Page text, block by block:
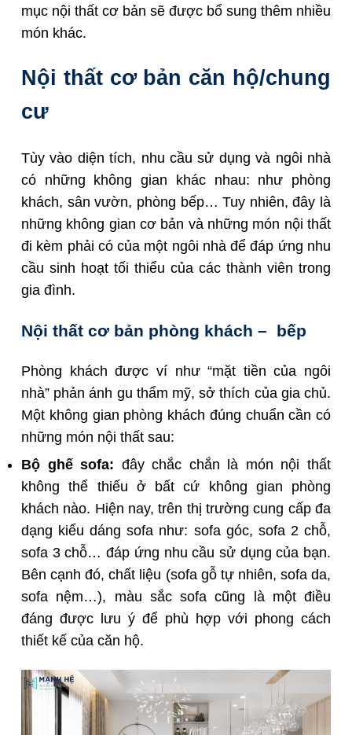
mục nội thất cơ bản sẽ được bổ sung thêm nhiều
món khác.
Nội thất cơ bản căn hộ/chung
cư
Tùy vào diện tích, nhu cầu sử dụng và ngôi nhà
có những không gian khác nhau: như phòng
khách, sân vườn, phòng bếp… Tuy nhiên, đây là
những không gian cơ bản và những món nội thất
đi kèm phải có của một ngôi nhà để đáp ứng nhu
cầu sinh hoạt tối thiểu của các thành viên trong
gia đình.
Nội thất cơ bản phòng khách – bếp
Phòng khách được ví như “mặt tiền của ngôi
nhà” phản ánh gu thẩm mỹ, sở thích của gia chủ.
Một không gian phòng khách đúng chuẩn cần có
những món nội thất sau:
Bộ ghế sofa: đây chắc chắn là món nội thất
không thể thiếu ở bất cứ không gian phòng
khách nào. Hiện nay, trên thị trường cung cấp đa
dạng kiểu dáng sofa như: sofa góc, sofa 2 chỗ,
sofa 3 chỗ… đáp ứng nhu cầu sử dụng của bạn.
Bên cạnh đó, chất liệu (sofa gỗ tự nhiên, sofa da,
sofa nệm…), màu sắc sofa cũng là một điều
đáng được lưu ý để phù hợp với phong cách
thiết kế của căn hộ.